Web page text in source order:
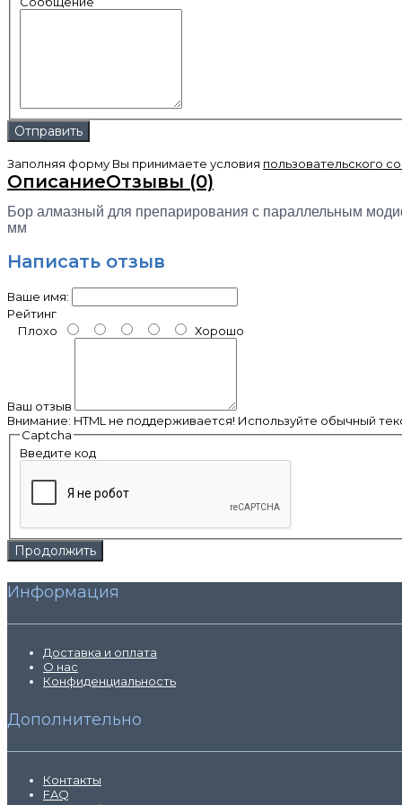
Заполняя форму Вы принимаете условия пользовательского
ОписаниеОтзывы (0)
Бор алмазный для препарирования с параллельным
мм
Написать отзыв
Ваше имя:
Рейтинг
Плохо
Хорошо
Ваш отзыв
Внимание: HTML не поддерживается! Используйте обычный
Captcha
Введите код
Продолжить
Информация
Доставка и оплата
О нас
Конфиденциальность
Дополнительно
Контакты
FAQ